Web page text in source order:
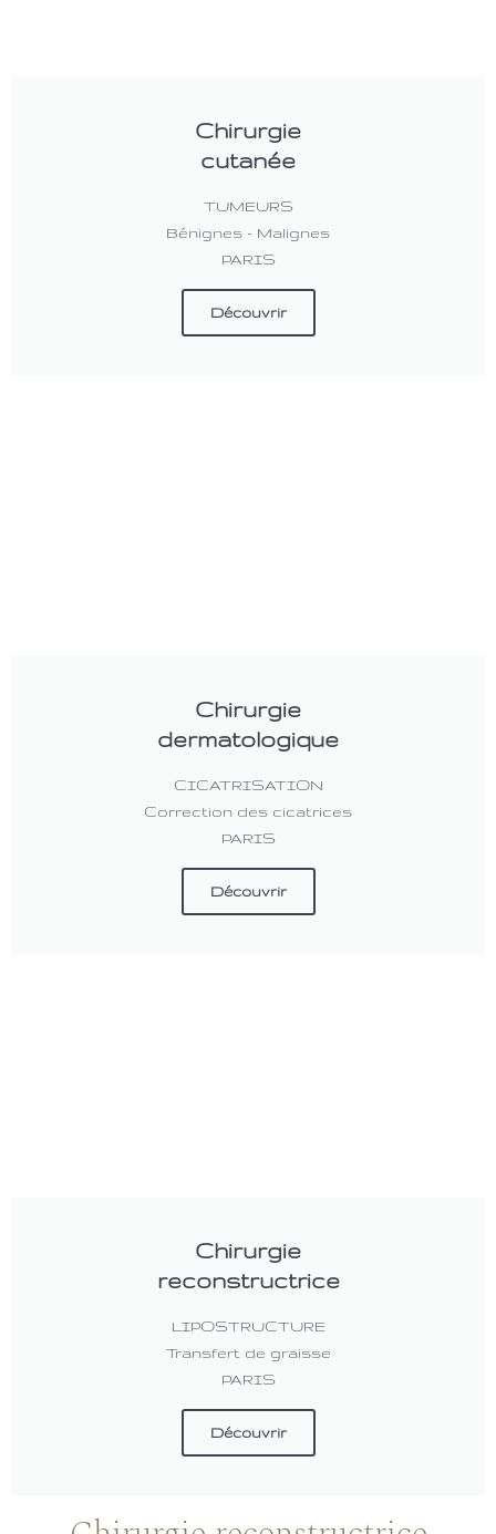
Chirurgie
cutanée
TUMEURS
Bénignes - Malignes
PARIS
Découvrir
Chirurgie
dermatologique
CICATRISATION
Correction des cicatrices
PARIS
Découvrir
Chirurgie
reconstructrice
LIPOSTRUCTURE
Transfert de graisse
PARIS
Découvrir